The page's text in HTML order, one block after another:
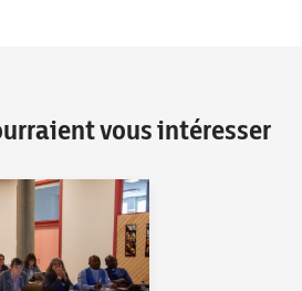
vous intéresser